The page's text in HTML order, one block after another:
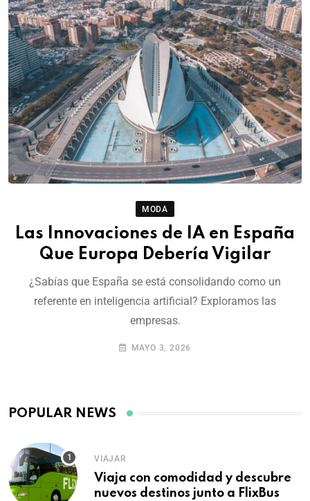
MODA
Las Innovaciones de IA en España
Que Europa Debería Vigilar
¿Sabías que España se está consolidando como un
referente en inteligencia artificial? Exploramos las
empresas.
MAYO 3, 2026
VIAJAR
Viaja con comodidad y descubre
nuevos destinos junto a FlixBus